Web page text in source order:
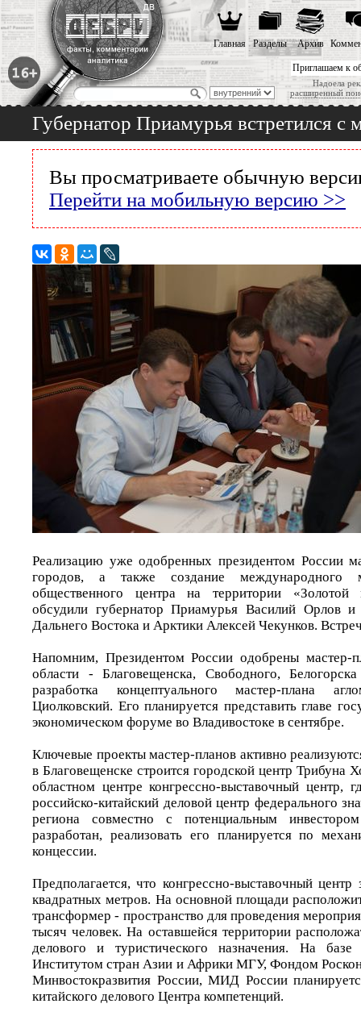
Приглашаем к
Надоела
расширенный
Главная Разделы Архив
Губернатор Приамурья встретился
Вы просматриваете обычную
Перейти на мобильную версию >>
Реализацию уже одобренных президентом России
городов, а также создание международного
общественного центра на территории «Золотой
обсудили губернатор Приамурья Василий Орлов
Дальнего Востока и Арктики Алексей Чекунков.
Напомним, Президентом России одобрены мастер-
области - Благовещенска, Свободного,
разработка концептуального мастер-плана
Циолковский. Его планируется представить главе
экономическом форуме во Владивостоке в сентябре.
Ключевые проекты мастер-планов активно
в Благовещенске строится городской центр Трибуна
областном центре конгрессно-выставочный центр,
российско-китайский деловой центр федерального
региона совместно с потенциальным
разработан, реализовать его планируется по
концессии.
Предполагается, что конгрессно-выставочный
квадратных метров. На основной площади
трансформер - пространство для проведения
тысяч человек. На оставшейся территории
делового и туристического назначения. На
Институтом стран Азии и Африки МГУ, Фондом
Минвостокразвития России, МИД России
китайского делового Центра компетенций.